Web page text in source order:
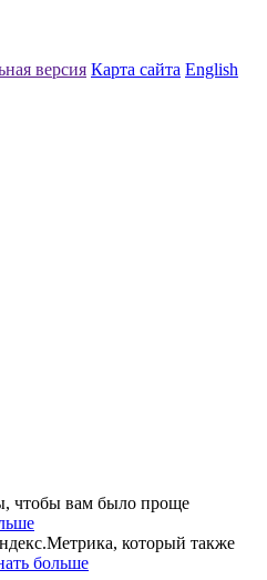
версия Карта сайта English
чтобы вам было проще
который также
больше